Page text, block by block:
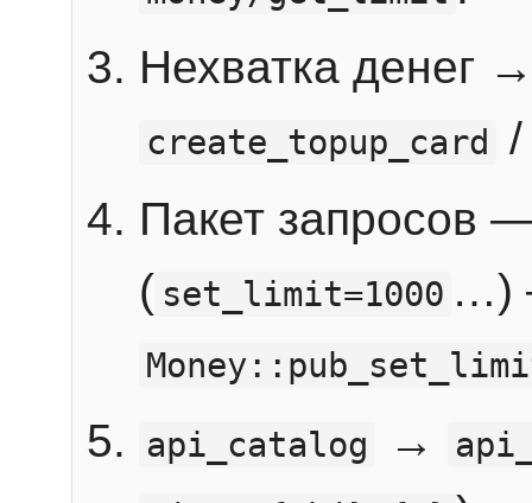
Нехватка денег
create_topup_card
Пакет запросов
( set_limit=1000 …)
api_catalog
→